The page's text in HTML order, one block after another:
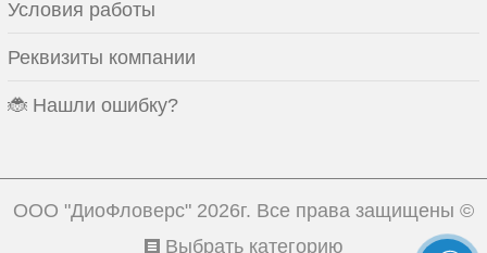
Условия работы
Реквизиты компании
🐞 Нашли ошибку?
ООО "ДиоФловерс" 2026г. Все права защищены ©
Выбрать категорию